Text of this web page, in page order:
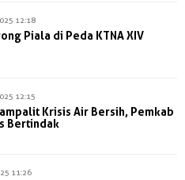
12:18
Piala di Peda KTNA XIV
12:15
Krisis Air Bersih, Pemkab
Bertindak
11:26